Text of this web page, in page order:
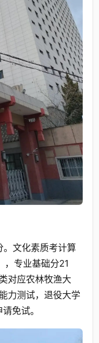
文化素质考计算
，专业基础分21
对应农林牧渔大
力测试，退役大学
免试。